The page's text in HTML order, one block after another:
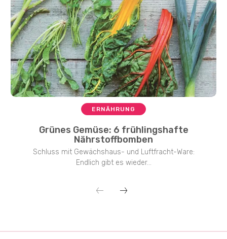
ERNÄHRUNG
Grünes Gemüse: 6 frühlingshafte
Nährstoffbomben
Schluss mit Gewächshaus- und Luftfracht-Ware:
Endlich gibt es wieder...